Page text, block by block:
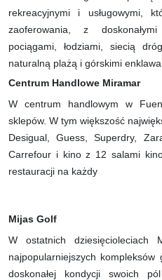
rekreacyjnymi i usługowymi,
zaoferowania, z
pociągami, łodziami, siecią
naturalną plażą i górskimi
Centrum Handlowe Miramar
W centrum handlowym w
sklepów. W tym większość
Desigual, Guess, Superdry,
Carrefour i kino z 12 salami
restauracji na każdy
Mijas Golf
W ostatnich
najpopularniejszych
doskonałej kondycji swoich